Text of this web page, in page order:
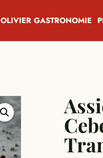
OLIVIER GASTRONOMIE